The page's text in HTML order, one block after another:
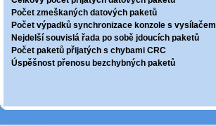
Počet zmeškaných datových paketů
Počet výpadků synchronizace konzole s vysílačem
Nejdelší souvislá řada po sobě jdoucích paketů
Počet paketů přijatých s chybami CRC
Úspěšnost přenosu bezchybných paketů